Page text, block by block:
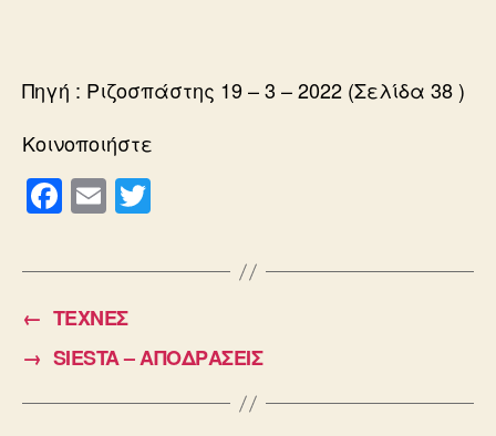
Πηγή : Ριζοσπάστης 19 – 3 – 2022 (Σελίδα 38 )
Κοινοποιήστε
F
c
e
b
o
o
E
ailtt
← ΤΕΧΝΕΣ
→ SΙESTA – ΑΠΟΔΡΑΣΕΙΣ